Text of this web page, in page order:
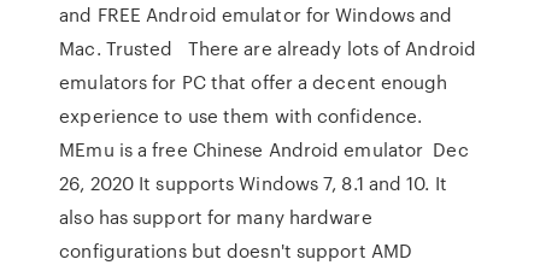
and FREE Android emulator for Windows and
Mac. Trusted There are already lots of Android
emulators for PC that offer a decent enough
experience to use them with confidence.
MEmu is a free Chinese Android emulator Dec
26, 2020 It supports Windows 7, 8.1 and 10. It
also has support for many hardware
configurations but doesn't support AMD